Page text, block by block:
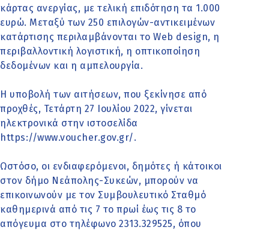
κάρτας ανεργίας, με τελική επιδότηση τα 1.000
ευρώ. Μεταξύ των 250 επιλογών-αντικειμένων
κατάρτισης περιλαμβάνονται το Web design, η
περιβαλλοντική λογιστική, η οπτικοποίηση
δεδομένων και η αμπελουργία.
Η υποβολή των αιτήσεων, που ξεκίνησε από
προχθές, Τετάρτη 27 Ιουλίου 2022, γίνεται
ηλεκτρονικά στην ιστοσελίδα
https://www.voucher.gov.gr/.
Ωστόσο, οι ενδιαφερόμενοι, δημότες ή κάτοικοι
στον δήμο Νεάπολης-Συκεών, μπορούν να
επικοινωνούν με τον Συμβουλευτικό Σταθμό
καθημερινά από τις 7 το πρωί έως τις 8 το
απόγευμα στο τηλέφωνο 2313.329525, όπου